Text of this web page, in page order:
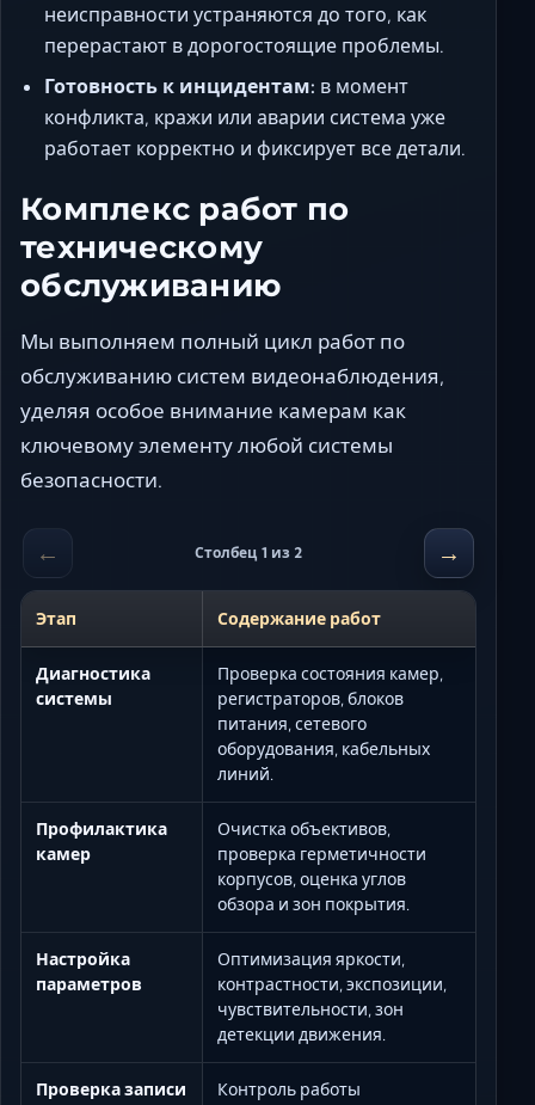
неисправности устраняются до того, как
перерастают в дорогостоящие проблемы.
Готовность к инцидентам: в момент
конфликта, кражи или аварии система уже
работает корректно и фиксирует все детали.
Комплекс работ по
техническому
обслуживанию
Мы выполняем полный цикл работ по
обслуживанию систем видеонаблюдения,
уделяя особое внимание камерам как
ключевому элементу любой системы
безопасности.
← Столбец 1 из 2 →
Этап Содержание работ
Диагностика
системы
Проверка состояния камер,
регистраторов, блоков
питания, сетевого
оборудования, кабельных
линий.
Профилактика
камер
Очистка объективов,
проверка герметичности
корпусов, оценка углов
обзора и зон покрытия.
Настройка
параметров
Оптимизация яркости,
контрастности, экспозиции,
чувствительности, зон
детекции движения.
Проверка записи
Контроль работы